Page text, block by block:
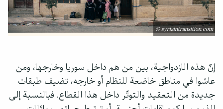
© syriaintransition.com
إنّ هذه الازدواجية، بين من هم داخل سوريا وخارجها، ومن
عاشوا في مناطق خاضعة للنظام أو خارجه، تضيف طبقات
جديدة من التعقيد والتوتّر داخل هذا القطاع. فبالنسبة إلى